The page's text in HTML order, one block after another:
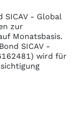
SICAV - Global
zur
Monatsbasis.
SICAV -
wird für